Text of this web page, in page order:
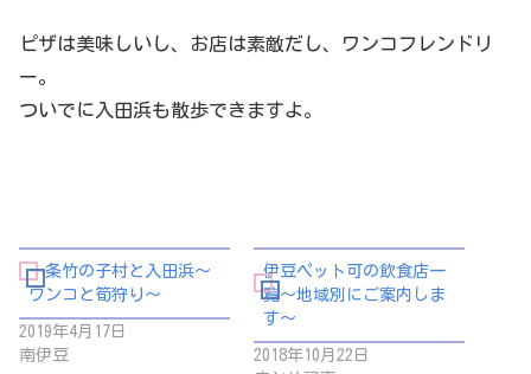
ピザは美味しいし、お店は素敵だし、ワンコフレンドリ
ー。
ついでに入田浜も散歩できますよ。
一条竹の子村と入田浜～
ワンコと筍狩り～
2019年4月17日
南伊豆
伊豆ペット可の飲食店一
覧～地域別にご案内しま
す～
2018年10月22日